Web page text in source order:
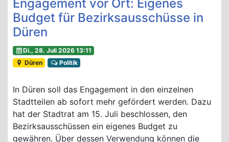
Engagement vor Ort: Eigenes
Budget für Bezirksausschüsse in
Düren
Di., 28. Juli 2026 13:11
Düren
Politik
In Düren soll das Engagement in den einzelnen
Stadtteilen ab sofort mehr gefördert werden. Dazu
hat der Stadtrat am 15. Juli beschlossen, den
Bezirksausschüssen ein eigenes Budget zu
gewähren. Über dessen Verwendung können die